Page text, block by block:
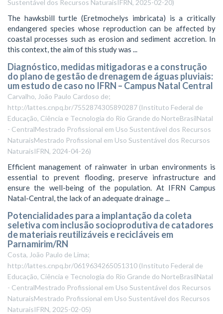
Sustentável dos Recursos NaturaisIFRN, 2025-02-20)
The hawksbill turtle (Eretmochelys imbricata) is a critically
endangered species whose reproduction can be affected by
coastal processes such as erosion and sediment accretion. In
this context, the aim of this study was ...
Diagnóstico, medidas mitigadoras e a construção
do plano de gestão de drenagem de águas pluviais:
um estudo de caso no IFRN – Campus Natal Central
Carvalho, João Paulo Cardoso de;
http://lattes.cnpq.br/7552874305890287 (Instituto Federal de
Educação, Ciência e Tecnologia do Rio Grande do NorteBrasilNatal
- CentralMestrado Profissional em Uso Sustentável dos Recursos
NaturaisMestrado Profissional em Uso Sustentável dos Recursos
NaturaisIFRN, 2024-04-26)
Efficient management of rainwater in urban environments is
essential to prevent flooding, preserve infrastructure and
ensure the well-being of the population. At IFRN Campus
Natal-Central, the lack of an adequate drainage ...
Potencialidades para a implantação da coleta
seletiva com inclusão socioprodutiva de catadores
de materiais reutilizáveis e recicláveis em
Parnamirim/RN
Costa, João Paulo de Lima;
http://lattes.cnpq.br/0619634265051310 (Instituto Federal de
Educação, Ciência e Tecnologia do Rio Grande do NorteBrasilNatal
- CentralMestrado Profissional em Uso Sustentável dos Recursos
NaturaisMestrado Profissional em Uso Sustentável dos Recursos
NaturaisIFRN, 2025-02-05)